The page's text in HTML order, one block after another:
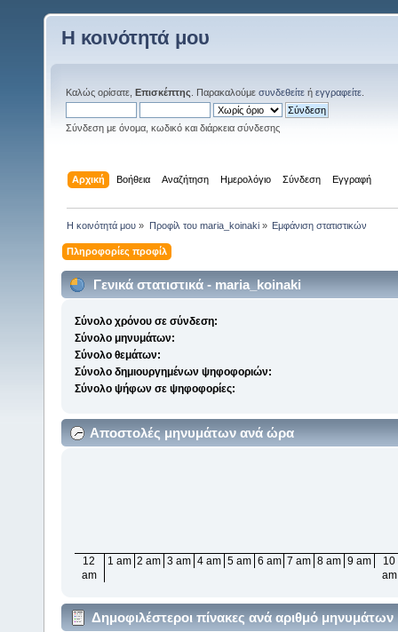
Η κοινότητά μου
Καλώς ορίσατε, Επισκέπτης . Παρακαλούμε συνδεθείτε ή εγγραφείτε
Σύνδεση με όνομα, κωδικό και διάρκεια σύνδεσης
Αρχική Βοήθεια Αναζήτηση Ημερολόγιο Σύνδεση Εγγραφή
Η κοινότητά μου » Προφίλ του maria_koinaki» Εμφάνιση στατιστικών
Πληροφορίες προφίλ
Γενικά στατιστικά - maria_koinaki
Σύνολο χρόνου σε σύνδεση:
Σύνολο μηνυμάτων:
Σύνολο θεμάτων:
Σύνολο δημιουργημένων ψηφοφοριών:
Σύνολο ψήφων σε ψηφοφορίες:
Αποστολές μηνυμάτων ανά ώρα
12
am
1 am 2 am 3 am 4 am 5 am 6 am 7 am 8 am 9 am
10
am
Δημοφιλέστεροι πίνακες ανά αριθμό μηνυμάτων